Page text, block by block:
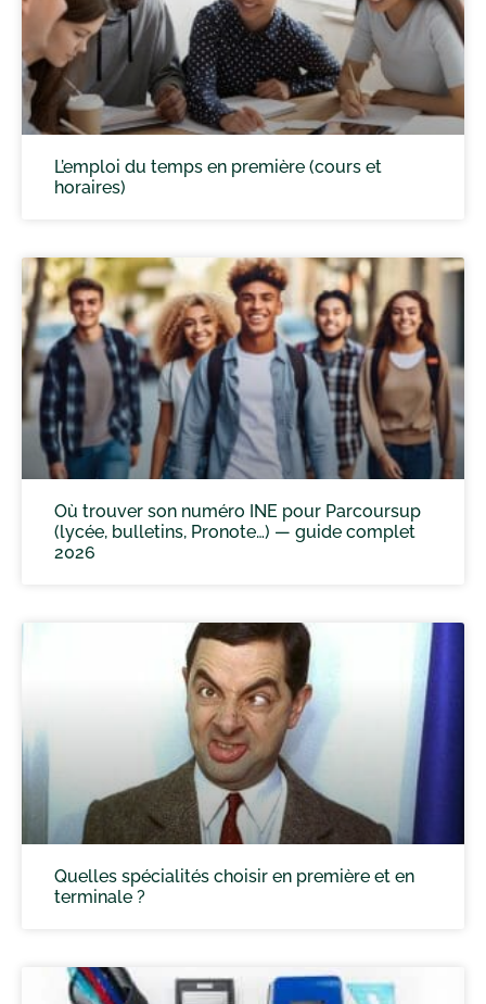
L’emploi du temps en première (cours et
horaires)
Où trouver son numéro INE pour Parcoursup
(lycée, bulletins, Pronote…) — guide complet
2026
Quelles spécialités choisir en première et en
terminale ?